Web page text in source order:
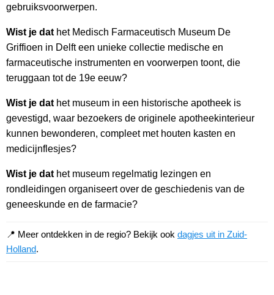
gebruiksvoorwerpen.
Wist je dat het Medisch Farmaceutisch Museum De
Griffioen in Delft een unieke collectie medische en
farmaceutische instrumenten en voorwerpen toont, die
teruggaan tot de 19e eeuw?
Wist je dat het museum in een historische apotheek is
gevestigd, waar bezoekers de originele apotheekinterieur
kunnen bewonderen, compleet met houten kasten en
medicijnflesjes?
Wist je dat het museum regelmatig lezingen en
rondleidingen organiseert over de geschiedenis van de
geneeskunde en de farmacie?
📍 Meer ontdekken in de regio? Bekijk ook dagjes uit in Zuid-
Holland.